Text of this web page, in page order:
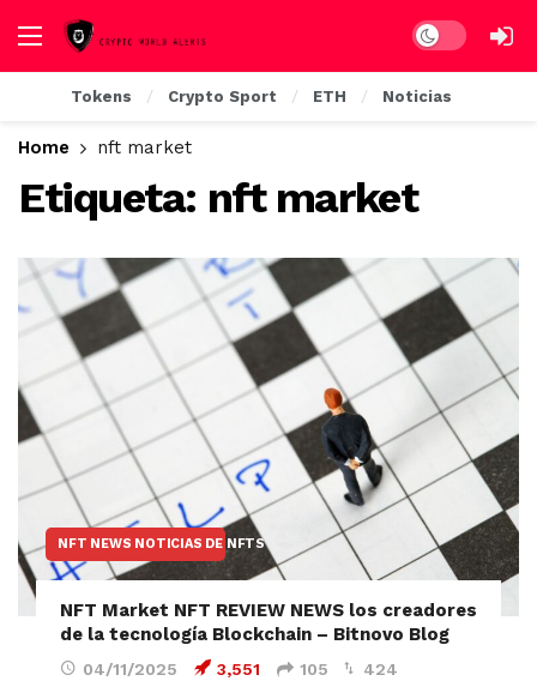
Dark mode
Tokens Crypto Sport ETH Noticias
Home nft market
Etiqueta: nft market
NFT NEWS NOTICIAS DE NFTS
NFT Market NFT REVIEW NEWS los creadores
de la tecnología Blockchain – Bitnovo Blog
04/11/2025 3,551 105 424